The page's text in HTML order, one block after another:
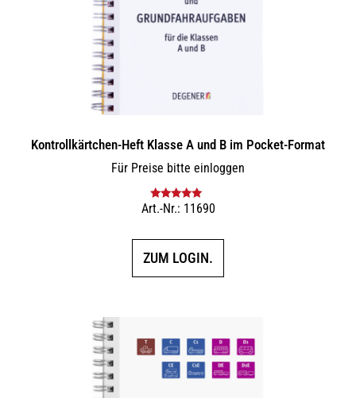
Kontrollkärtchen-Heft Klasse A und B im Pocket-Format
Für Preise bitte einloggen
Bewertet mit
Art.-Nr.: 11690
ZUM LOGIN.